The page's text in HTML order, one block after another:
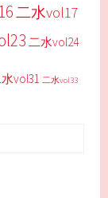
二水vol17
二水vol24
vol31 二水vol33